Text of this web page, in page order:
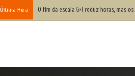
Hora O fim da escala 6×1 reduz horas, mas